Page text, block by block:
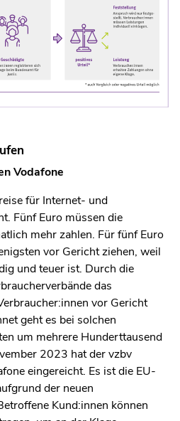
Vodafone
für Internet- und
Fünf Euro müssen die
mehr zahlen. Für fünf Euro
vor Gericht ziehen, weil
und teuer ist. Durch die
das
vor Gericht
geht es bei solchen
um mehrere Hunderttausend
2023 hat der vzbv
eingereicht. Es ist die EU-
der neuen
Kund:innen können